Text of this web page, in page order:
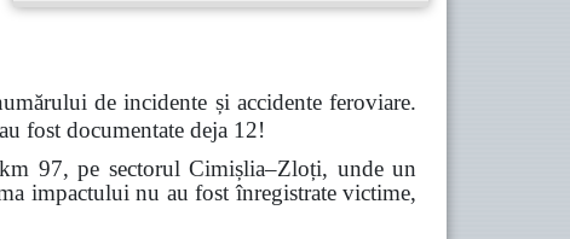
de incidente și accidente feroviare.
fost documentate deja 12!
97, pe sectorul Cimișlia–Zloți, unde un
impactului nu au fost înregistrate victime,